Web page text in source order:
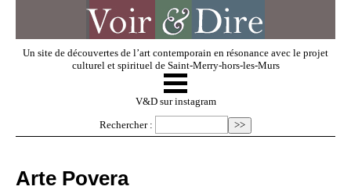
Un site de découvertes de l’art contemporain en résonance avec le projet
culturel et spirituel de Saint-Merry-hors-les-Murs
V & D
☰
V&D sur instagram
Rechercher :
Arte Povera